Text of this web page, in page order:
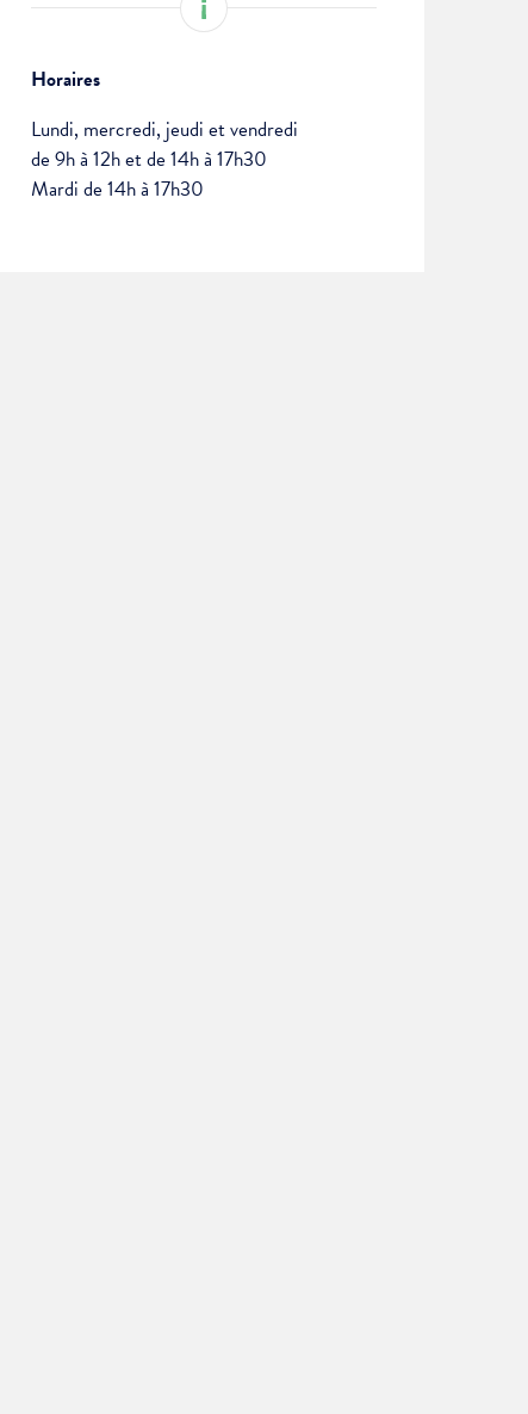
Horaires
Lundi, mercredi, jeudi et vendredi
de 9h à 12h et de 14h à 17h30
Mardi de 14h à 17h30